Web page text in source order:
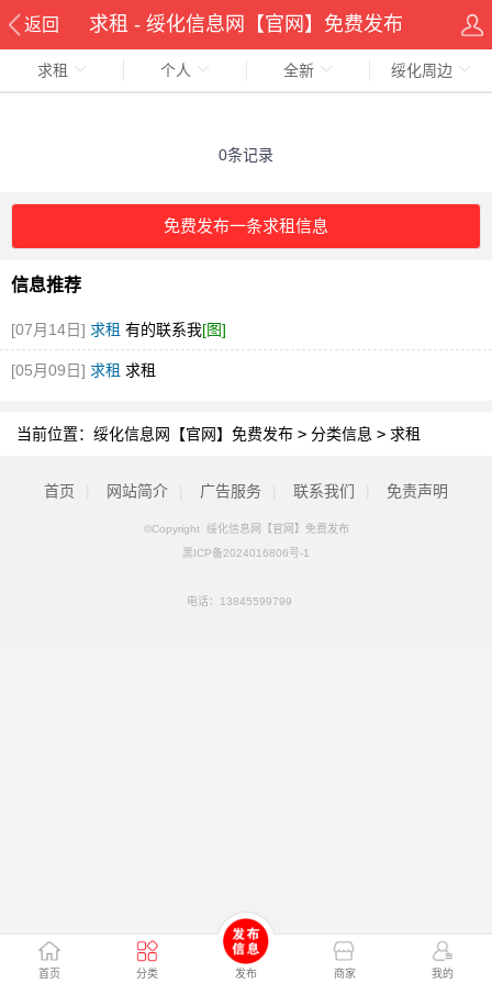
返回 求租 - 绥化信息网【官网】免费发布
首页 分类 发布 商家 我的
求租 个人 全新 绥化周边
0条记录
免费发布一条求租信息
信息推荐
[07月14日] 求租 有的联系我[图]
[05月09日] 求租 求租
当前位置： 绥化信息网【官网】免费发布 > 分类信息 > 求租
首页 网站简介 广告服务 联系我们 免责声明
©Copyright 绥化信息网【官网】免费发布
黑ICP备2024016806号-1
电话： 13845599799